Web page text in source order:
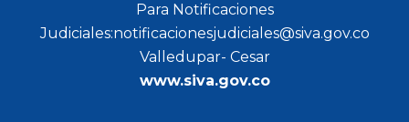
Para Notificaciones
Judiciales:notificacionesjudiciales@siva.gov.co
Valledupar- Cesar
www.siva.gov.co